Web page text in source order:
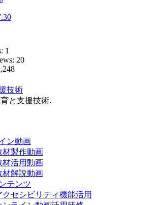
1
20
技術
と支援技術.
ン動画
材製作動画
材活用動画
材解説動画
テンツ
クセシビリティ機能活用